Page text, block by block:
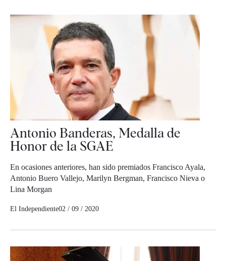
Antonio Banderas, Medalla de
Honor de la SGAE
En ocasiones anteriores, han sido premiados Francisco Ayala,
Antonio Buero Vallejo, Marilyn Bergman, Francisco Nieva o
Lina Morgan
El Independiente02 / 09 / 2020